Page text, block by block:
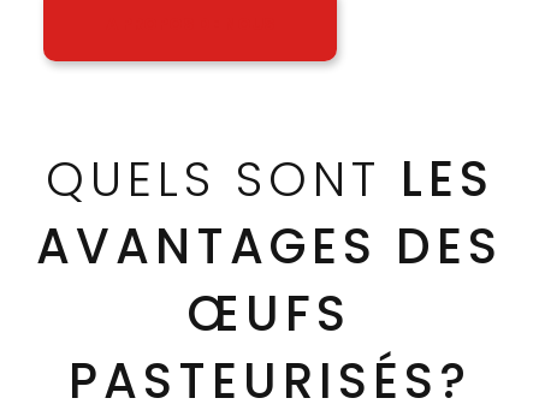
QUELS SONT LES
AVANTAGES DES
ŒUFS
PASTEURISÉS?